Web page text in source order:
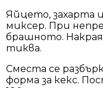
Яйцето, захарта
миксер. При
брашното.
тиква.
Сместа се
форма за кекс.